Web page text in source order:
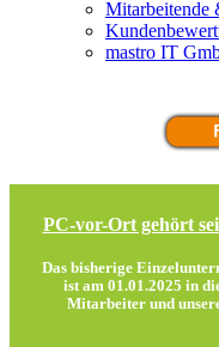
Mitarbeitende
mastro IT
PC-vor-Ort gehört
Das bisherige
ist am 01.01.2025 in
Mitarbeiter und